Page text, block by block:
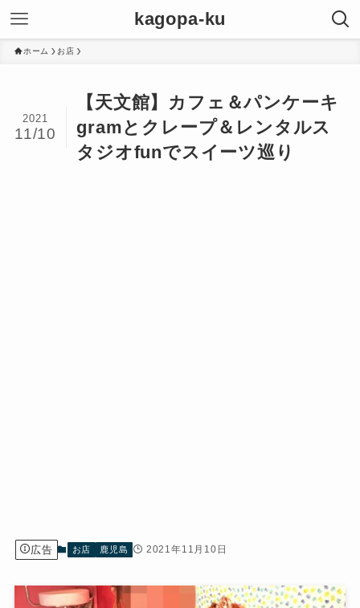
kagopa-ku
ホーム お店
【天文館】カフェ＆パンケーキ
gramとクレープ＆レンタルス
タジオfunでスイーツ巡り
2021
11/10
広告 お店 鹿児島 2021年11月10日